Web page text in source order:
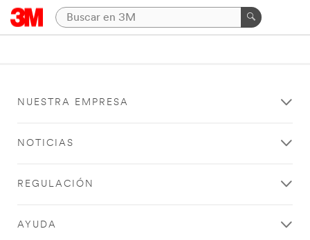
NUESTRA EMPRESA
NOTICIAS
REGULACIÓN
AYUDA